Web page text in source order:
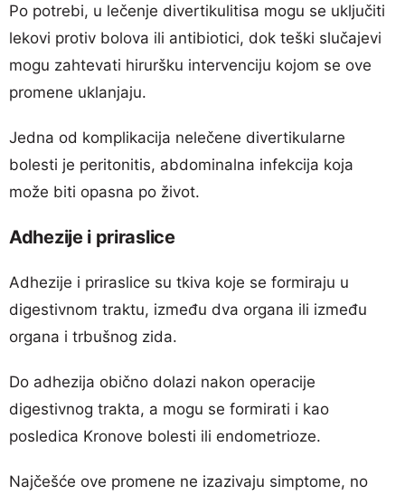
Po potrebi, u lečenje divertikulitisa mogu se uključiti
lekovi protiv bolova ili antibiotici, dok teški slučajevi
mogu zahtevati hiruršku intervenciju kojom se ove
promene uklanjaju.
Jedna od komplikacija nelečene divertikularne
bolesti je peritonitis, abdominalna infekcija koja
može biti opasna po život.
Adhezije i priraslice
Adhezije i priraslice su tkiva koje se formiraju u
digestivnom traktu, između dva organa ili između
organa i trbušnog zida.
Do adhezija obično dolazi nakon operacije
digestivnog trakta, a mogu se formirati i kao
posledica Kronove bolesti ili endometrioze.
Najčešće ove promene ne izazivaju simptome, no